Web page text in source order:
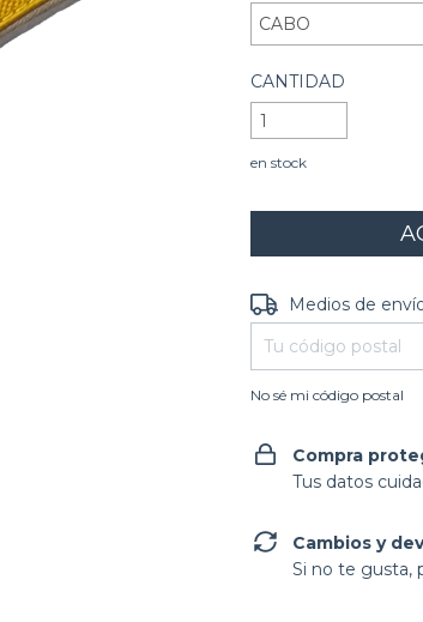
CANTIDAD
en stock
Entregas para el CP:
Medios de
No sé mi código postal
Compra
Tus datos
Cambios y
Si no te gusta,